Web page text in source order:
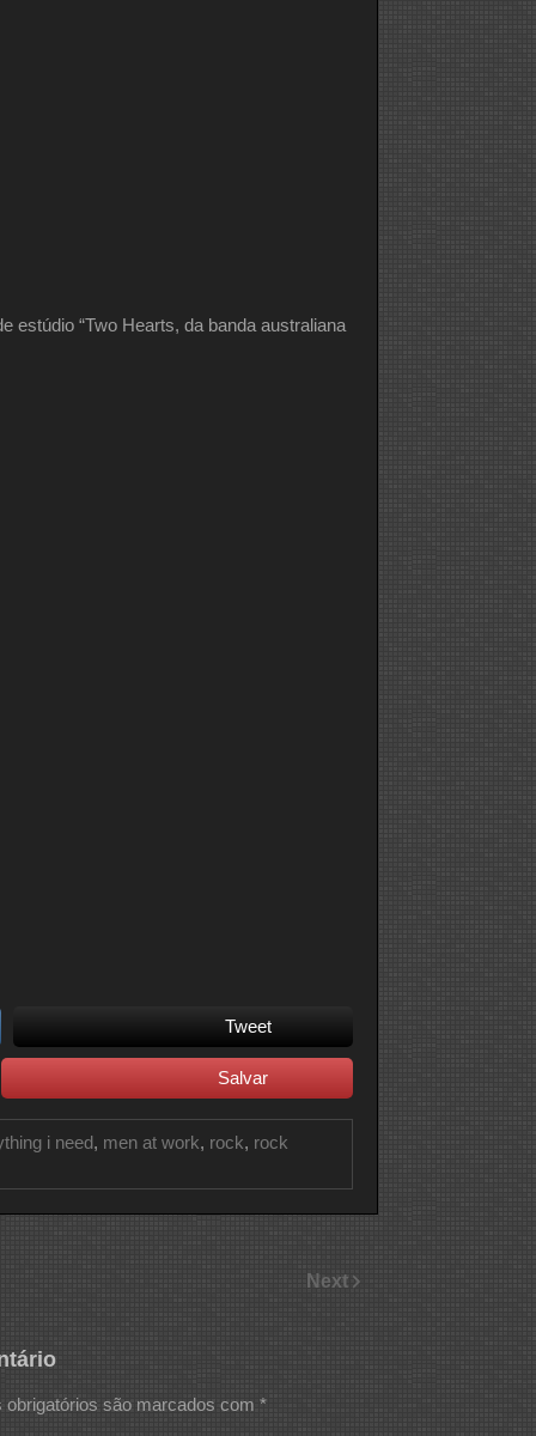
estúdio “Two Hearts, da banda australiana
Tweet
Salvar
i need, men at work, rock, rock
Next
obrigatórios são marcados com *